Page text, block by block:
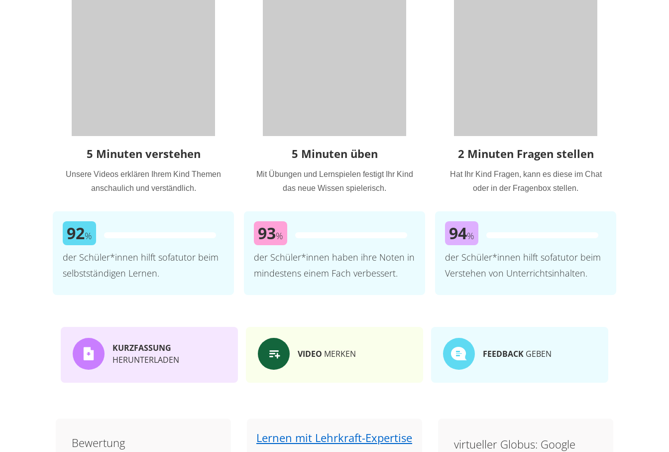
5 Minuten verstehen
Unsere Videos erklären Ihrem Kind Themen
anschaulich und verständlich.
92%
der Schüler*innen hilft sofatutor beim
selbstständigen Lernen.
5 Minuten üben
Mit Übungen und Lernspielen festigt Ihr Kind
das neue Wissen spielerisch.
93%
der Schüler*innen haben ihre Noten in
mindestens einem Fach verbessert.
2 Minuten Fragen stellen
Hat Ihr Kind Fragen, kann es diese im Chat
oder in der Fragenbox stellen.
94%
der Schüler*innen hilft sofatutor beim
Verstehen von Unterrichtsinhalten.
KURZFASSUNG
HERUNTERLADEN
VIDEO MERKEN FEEDBACK GEBEN
Bewertung Lernen mit Lehrkraft-Expertise
virtueller Globus: Google